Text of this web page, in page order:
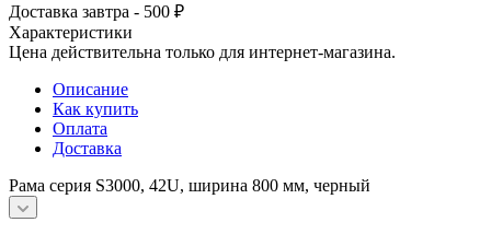
Доставка завтра - 500 ₽
Характеристики
Цена действительна только для интернет-магазина.
Описание
Как купить
Оплата
Доставка
Рама серия S3000, 42U, ширина 800 мм, черный